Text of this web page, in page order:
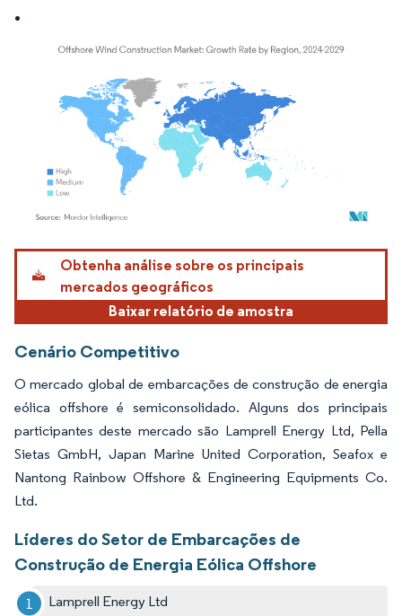
Imagem © Mordor Intelligence. O reuso requer atribuição conforme CC BY 4.0.
Obtenha análise sobre os principais
mercados geográficos
Baixar relatório de amostra
Cenário Competitivo
O mercado global de embarcações de construção de energia
eólica offshore é semiconsolidado. Alguns dos principais
participantes deste mercado são Lamprell Energy Ltd, Pella
Sietas GmbH, Japan Marine United Corporation, Seafox e
Nantong Rainbow Offshore & Engineering Equipments Co.
Ltd.
Líderes do Setor de Embarcações de
Construção de Energia Eólica Offshore
Lamprell Energy Ltd